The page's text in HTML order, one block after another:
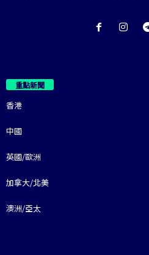
重點新聞
香港
中國
英國/歐洲
加拿大/北美
澳洲/亞太